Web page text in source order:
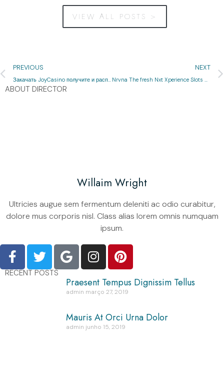
VIEW ALL POSTS >
PREVIOUS
Закачать JoyCasino получите и распишитесь Дроид бесплатно а также безопасно
NEXT
Nrvna The fresh Nxt Xperience Slots 櫻之物語
ABOUT DIRECTOR
Willaim Wright
Ultricies augue sem fermentum deleniti ac odio curabitur,
dolore mus corporis nisl. Class alias lorem omnis numquam
ipsum.
RECENT POSTS
Praesent Tempus Dignissim Tellus
admin março 27, 2019
Mauris At Orci Urna Dolor
admin junho 15, 2019